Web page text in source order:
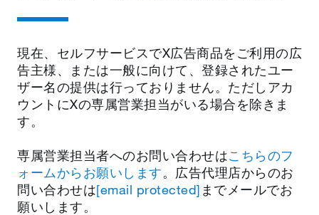
現在、セルフサービスでX広告商品をご利用の広
告主様、または一般に向けて、登録されたユー
ザー名の提供は行っておりません。ただしアカ
ウントにXの専属営業担当がいる場合を除きま
す。
専属営業担当者へのお問い合わせはこちらのフ
ォームからお願いします。広告代理店からのお
問い合わせは[email protected] までメールでお
願いします。